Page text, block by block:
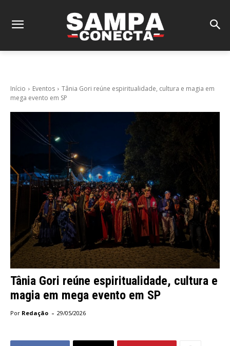
Início Eventos
Tânia Gori reúne espiritualidade, cultura e magia em
mega evento em SP
Tânia Gori reúne espiritualidade, cultura e
magia em mega evento em SP
Por Redação - 29/05/2026